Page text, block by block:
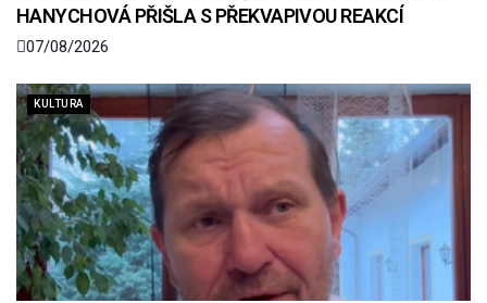
HANYCHOVÁ PŘIŠLA S PŘEKVAPIVOU REAKCÍ
07/08/2026
KULTURA